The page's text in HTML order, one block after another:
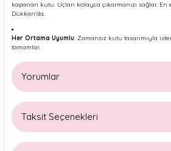
kapanan kutu. Uçları kolayca çıkarmanızı sağlar.
Dükkan'da.
Her Ortama Uyumlu: Zamansız kutu tasarımıyla
tamamlar.
Yorumlar
Taksit Seçenekleri